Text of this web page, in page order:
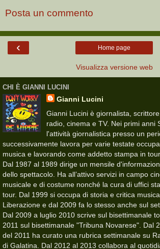
Posta un commento
‹ Home page
Visualizza versione web
CHI È GIANNI LUCINI
Gianni Lucini
Gianni Lucini è giornalista,
radio, cinema e TV. Nei primi anni
l'attività giornalistica presso un
successivamente lavora per varie testate
musica e lavorando come addetto stampa in
Dal 1987 al 1989 dirige un mensile
dello spettacolo. Ha all’attivo servizi in campo
musicale e di costume nonché la cura di uffici
tour. Dal 1999 si occupa di storia e critica
Liberazione e dal 2009 fa lo stesso anche sul
Dal 2009 a luglio 2010 scrive sul bisettimanale
2011 sul bisettimanale "Tribuna Novarese". Dal
del 2011 ha curato una rubrica settimanale su
di Galatina. Dal 2012 al 2013 collabora al